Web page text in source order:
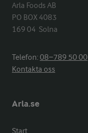
Arla Foods AB
PO BOX 4083
169 04  Solna
Telefon:08−789 50 00
Kontakta oss
Arla.se
Start